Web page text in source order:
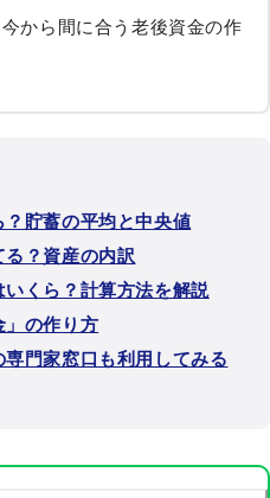
から間に合う老後資金の作
貯蓄の平均と中央値
？資産の内訳
くら？計算方法を解説
」の作り方
門家窓口も利用してみる